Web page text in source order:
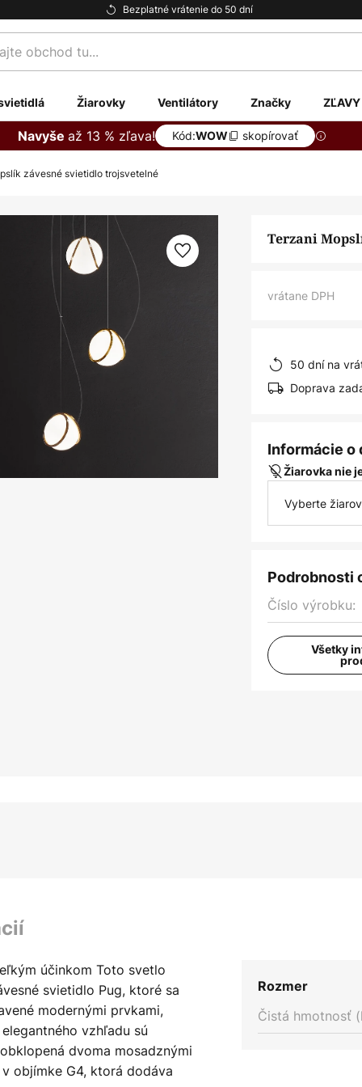
Bezplatné vrátenie do 50 dní
Žiarovky Ventilátory Značky ZĽAVY
Navyše až 13 % zľava! Kód:WOW skopírovať
závesné svietidlo trojsvetelné
Terzani
vrátane DPH
50 dní na
Doprava
Informácie o
Žiarovka nie
Vyberte
Podrobnosti
Číslo výrobku:
Všetky
účinkom Toto svetlo
svietidlo Pug, ktoré sa
modernými prvkami,
vzhľadu sú
dvoma mosadznými
objímke G4, ktorá dodáva
Rozmer
Čistá hmotnosť